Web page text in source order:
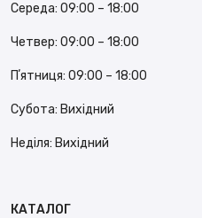
КАТАЛОГ
Середа: 09:00 – 18:00
Четвер: 09:00 – 18:00
Пʼятниця: 09:00 – 18:00
Субота: Вихідний
Неділя: Вихідний